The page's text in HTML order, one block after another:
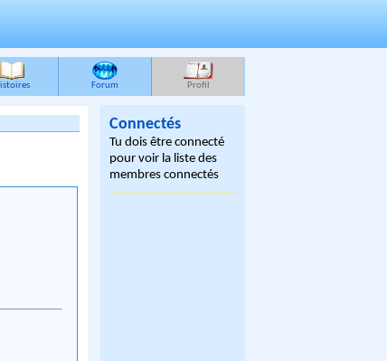
Forum Profil
Connectés
Tu dois être connecté
pour voir la liste des
membres connectés